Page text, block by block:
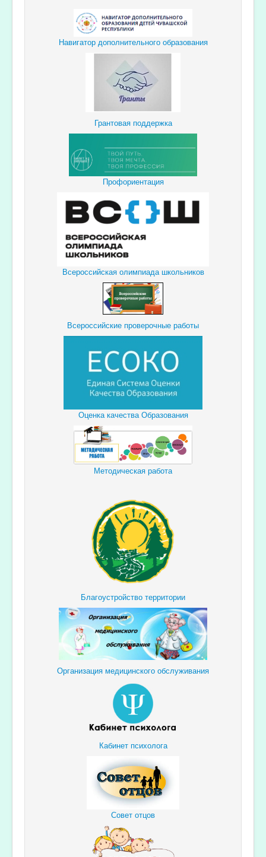
Навигатор дополнительного образования
Грантовая поддержка
Профориентация
Всероссийская олимпиада школьников
Всероссийские проверочные работы
Оценка качества Образования
Методическая работа
Благоустройство территории
Организация медицинского обслуживания
Кабинет психолога
Совет отцов